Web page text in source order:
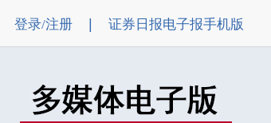
登录/注册 证券日报电子报手机版